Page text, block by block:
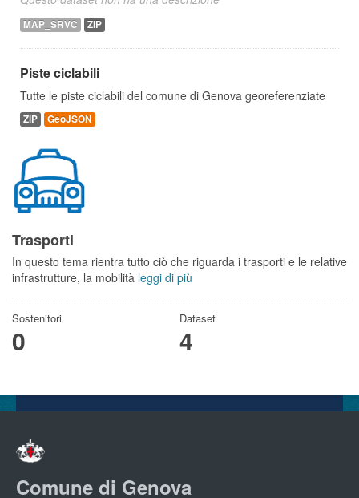
MAP_SRVC ZIP
Piste ciclabili
Tutte le piste ciclabili del comune di Genova georeferenziate
ZIP GeoJSON
Trasporti
In questo tema rientra tutto ciò che riguarda i trasporti e le relative
infrastrutture, la mobilità leggi di più
Sostenitori
0
Dataset
4
Comune di Genova